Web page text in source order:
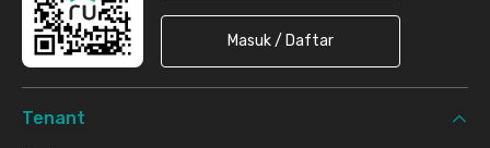
Masuk / Daftar
Tenant